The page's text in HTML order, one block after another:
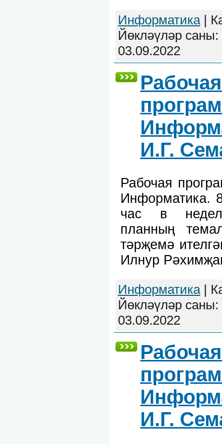
Информатика|
Йөкләүләр
03.09.2022
И.Г.
Рабочая
Информатика.
час в
планның
тәрҗемә
Илнур
Информатика|
Йөкләүләр
03.09.2022
И.Г.